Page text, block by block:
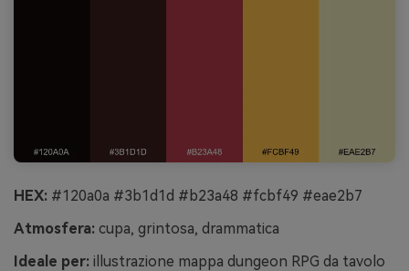
HEX: #120a0a #3b1d1d #b23a48 #fcbf49 #eae2b7
Atmosfera: cupa, grintosa, drammatica
Ideale per: illustrazione mappa dungeon RPG da tavolo